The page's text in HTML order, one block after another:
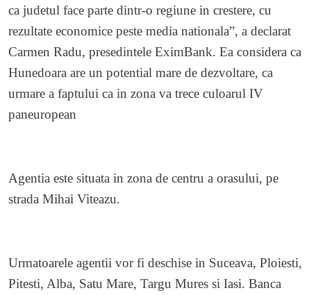
ca judetul face parte dintr-o regiune in crestere, cu
rezultate economice peste media nationala”, a declarat
Carmen Radu, presedintele EximBank. Ea considera ca
Hunedoara are un potential mare de dezvoltare, ca
urmare a faptului ca in zona va trece culoarul IV
paneuropean
Agentia este situata in zona de centru a orasului, pe
strada Mihai Viteazu.
Urmatoarele agentii vor fi deschise in Suceava, Ploiesti,
Pitesti, Alba, Satu Mare, Targu Mures si Iasi. Banca